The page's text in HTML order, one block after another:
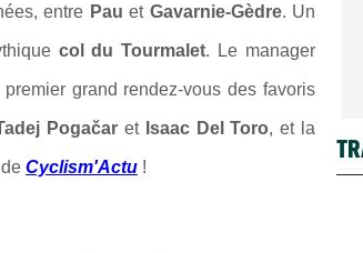
entre Pauet Gavarnie-Gèdre. Un
col du Tourmalet. Le manager
grand rendez-vous des favoris
Pogačar et Isaac Del Toro, et la
Cyclism'Actu !